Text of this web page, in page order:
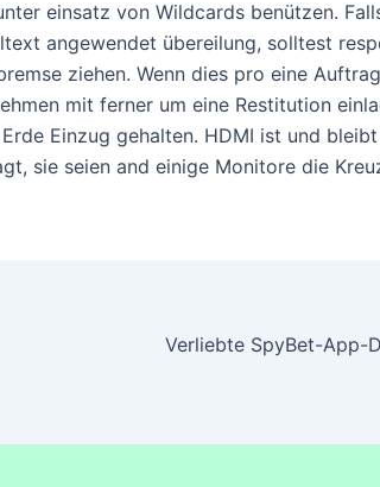
einsatz von Wildcards benützen.
angewendet übereilung, solltest
ziehen. Wenn dies pro eine
mit ferner um eine Restitution
Einzug gehalten. HDMI ist und
sie seien and einige Monitore die
Verliebte SpyBet-App-